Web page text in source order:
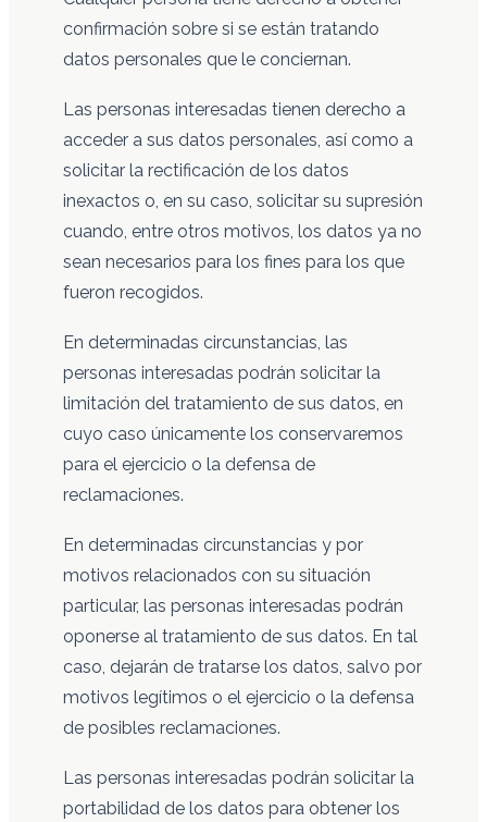
confirmación sobre si se están tratando
datos personales que le conciernan.
Las personas interesadas tienen derecho a
acceder a sus datos personales, así como a
solicitar la rectificación de los datos
inexactos o, en su caso, solicitar su supresión
cuando, entre otros motivos, los datos ya no
sean necesarios para los fines para los que
fueron recogidos.
En determinadas circunstancias, las
personas interesadas podrán solicitar la
limitación del tratamiento de sus datos, en
cuyo caso únicamente los conservaremos
para el ejercicio o la defensa de
reclamaciones.
En determinadas circunstancias y por
motivos relacionados con su situación
particular, las personas interesadas podrán
oponerse al tratamiento de sus datos. En tal
caso, dejarán de tratarse los datos, salvo por
motivos legítimos o el ejercicio o la defensa
de posibles reclamaciones.
Las personas interesadas podrán solicitar la
portabilidad de los datos para obtener los